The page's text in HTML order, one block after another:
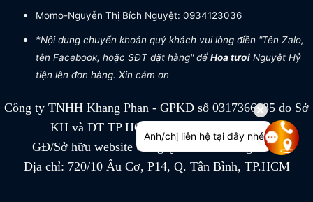
Momo-Nguyễn Thị Bích Nguyệt: 0934123036
*Nội dung chuyển khoản quý khách vui lòng điền "Tên Zalo,
tên Facebook, hoặc SĐT đặt hàng" đểHoa tươiNguyệt Hỷ
tiện lên đơn hàng. Xin cảm ơn
Công ty TNHH Khang Phan - GPKD số 0317366885 do Sở
KH và ĐT TP HCM cấp ngày 04/07/2022
GĐ/Sở hữu website Công ty TNHH Khang Phan
Địa chỉ: 720/10 Âu Cơ, P14, Q. Tân Bình, TP.HCM
Anh/chị liên hệ tại đây nhé